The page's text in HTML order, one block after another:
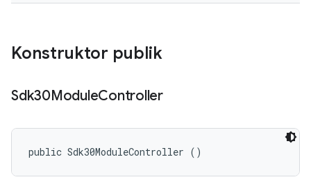
Konstruktor publik
Sdk30ModuleController
public Sdk30ModuleController ()